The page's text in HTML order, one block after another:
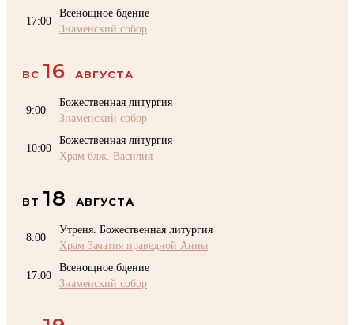
17:00
Всенощное бдение
Знаменский собор
ВС 16 АВГУСТА
9:00
Божественная литургия
Знаменский собор
10:00
Божественная литургия
Храм блж. Василия
ВТ 18 АВГУСТА
8:00
Утреня. Божественная литургия
Храм Зачатия праведной Анны
17:00
Всенощное бдение
Знаменский собор